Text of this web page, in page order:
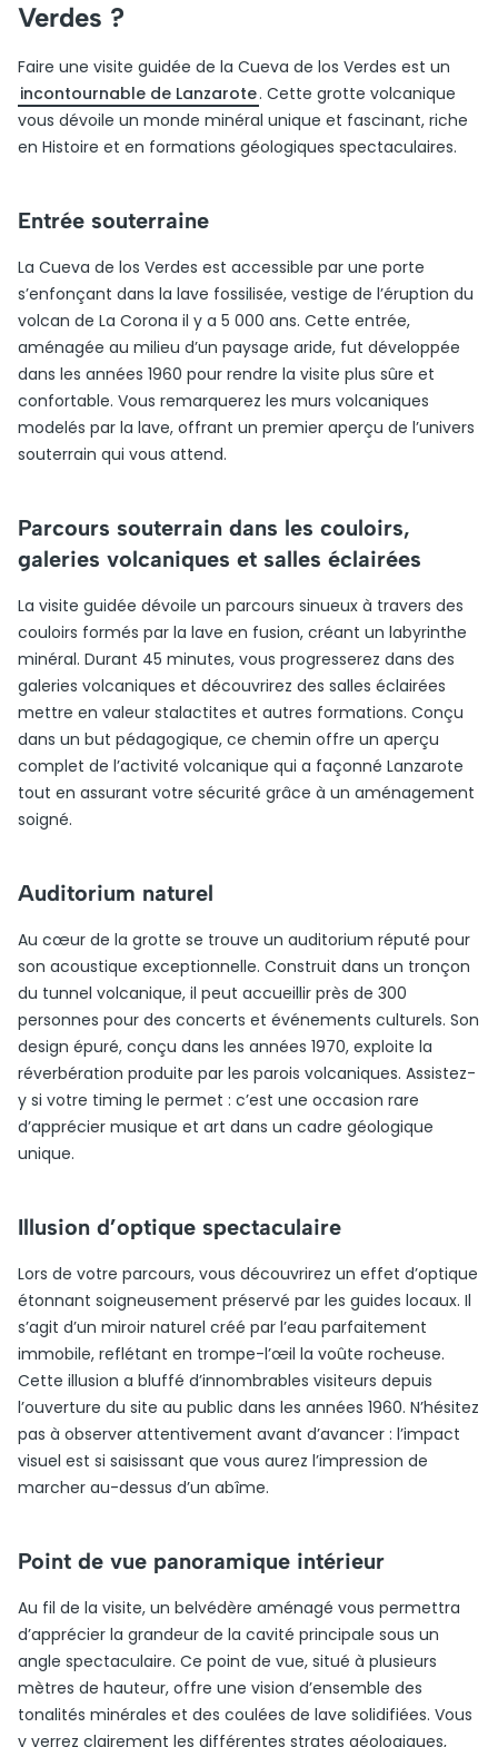
Verdes ?
Faire une visite guidée de la Cueva de los Verdes est un
incontournable de Lanzarote. Cette grotte volcanique
vous dévoile un monde minéral unique et fascinant, riche
en Histoire et en formations géologiques spectaculaires.
Entrée souterraine
La Cueva de los Verdes est accessible par une porte
s’enfonçant dans la lave fossilisée, vestige de l’éruption du
volcan de La Corona il y a 5 000 ans. Cette entrée,
aménagée au milieu d’un paysage aride, fut développée
dans les années 1960 pour rendre la visite plus sûre et
confortable. Vous remarquerez les murs volcaniques
modelés par la lave, offrant un premier aperçu de l’univers
souterrain qui vous attend.
Parcours souterrain dans les couloirs,
galeries volcaniques et salles éclairées
La visite guidée dévoile un parcours sinueux à travers des
couloirs formés par la lave en fusion, créant un labyrinthe
minéral. Durant 45 minutes, vous progresserez dans des
galeries volcaniques et découvrirez des salles éclairées
mettre en valeur stalactites et autres formations. Conçu
dans un but pédagogique, ce chemin offre un aperçu
complet de l’activité volcanique qui a façonné Lanzarote
tout en assurant votre sécurité grâce à un aménagement
soigné.
Auditorium naturel
Au cœur de la grotte se trouve un auditorium réputé pour
son acoustique exceptionnelle. Construit dans un tronçon
du tunnel volcanique, il peut accueillir près de 300
personnes pour des concerts et événements culturels. Son
design épuré, conçu dans les années 1970, exploite la
réverbération produite par les parois volcaniques. Assistez-
y si votre timing le permet : c’est une occasion rare
d’apprécier musique et art dans un cadre géologique
unique.
Illusion d’optique spectaculaire
Lors de votre parcours, vous découvrirez un effet d’optique
étonnant soigneusement préservé par les guides locaux. Il
s’agit d’un miroir naturel créé par l’eau parfaitement
immobile, reflétant en trompe-l’œil la voûte rocheuse.
Cette illusion a bluffé d’innombrables visiteurs depuis
l’ouverture du site au public dans les années 1960. N’hésitez
pas à observer attentivement avant d’avancer : l’impact
visuel est si saisissant que vous aurez l’impression de
marcher au-dessus d’un abîme.
Point de vue panoramique intérieur
Au fil de la visite, un belvédère aménagé vous permettra
d’apprécier la grandeur de la cavité principale sous un
angle spectaculaire. Ce point de vue, situé à plusieurs
mètres de hauteur, offre une vision d’ensemble des
tonalités minérales et des coulées de lave solidifiées. Vous
y verrez clairement les différentes strates géologiques,